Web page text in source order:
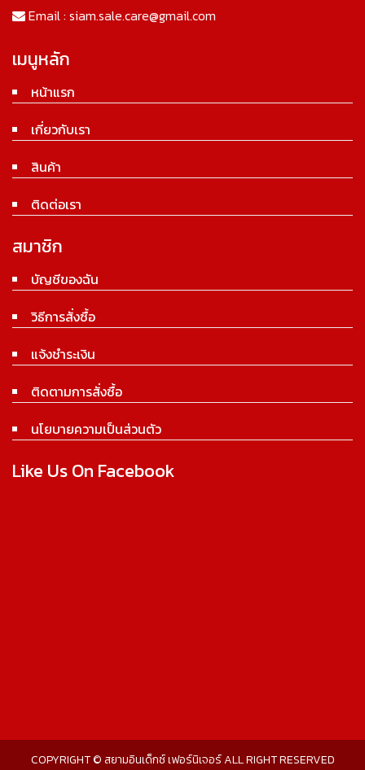
Email : siam.sale.care@gmail.com
เมนูหลัก
หน้าแรก
เกี่ยวกับเรา
สินค้า
ติดต่อเรา
สมาชิก
บัญชีของฉัน
วิธีการสั่งซื้อ
แจ้งชำระเงิน
ติดตามการสั่งซื้อ
นโยบายความเป็นส่วนตัว
Like Us On Facebook
COPYRIGHT © สยามอินเด็กซ์ เฟอร์นิเจอร์ ALL RIGHT RESERVED